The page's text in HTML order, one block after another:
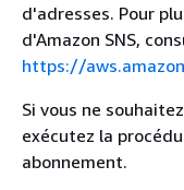
d'adresses. Pour
d'Amazon SNS,
https://
Si vous ne
exécutez la
abonnement.